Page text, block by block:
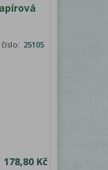
25105
178,80 Kč